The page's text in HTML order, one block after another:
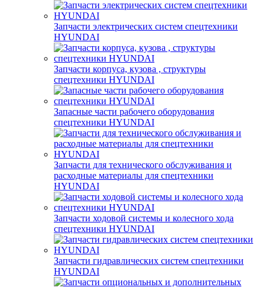
Запчасти электрических систем спецтехники
HYUNDAI
Запчасти корпуса, кузова , структуры
спецтехники HYUNDAI
Запасные части рабочего оборудования
спецтехники HYUNDAI
Запчасти для технического обслуживания и
расходные материалы для спецтехники
HYUNDAI
Запчасти ходовой системы и колесного хода
спецтехники HYUNDAI
Запчасти гидравлических систем спецтехники
HYUNDAI